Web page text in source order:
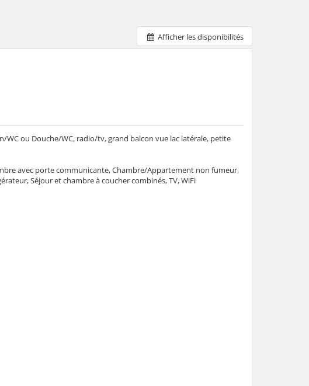
Afficher les disponibilités
ou Douche/WC, radio/tv, grand balcon vue lac latérale, petite
avec porte communicante, Chambre/Appartement non fumeur,
Séjour et chambre à coucher combinés, TV, WiFi